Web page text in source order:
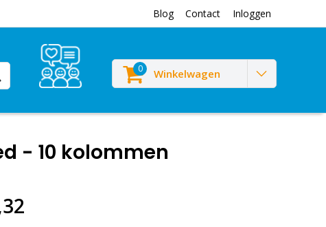
Blog Contact Inloggen
0 Winkelwagen
- 10 kolommen